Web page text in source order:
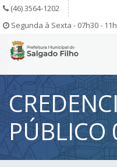
(46) 3564-1202
Segunda à Sexta - 07h30 -